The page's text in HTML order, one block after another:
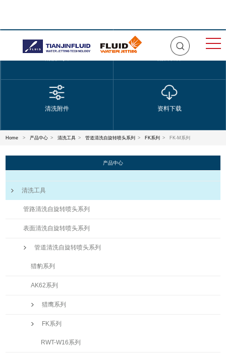
清洗附件 资料下载
Home > 产品中心 > 清洗工具 > 管道清洗自旋转喷头系列 > FK系列 > FK-M系列
产品中心
清洗工具
管路清洗自旋转喷头系列
表面清洗自旋转喷头系列
管道清洗自旋转喷头系列
猎豹系列
AK62系列
猎鹰系列
FK系列
RWT-W16系列